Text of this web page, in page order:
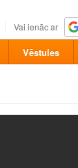
Vai ienāc ar
Vēstules